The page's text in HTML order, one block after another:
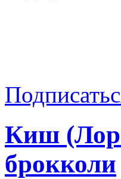
Киш
брокколи